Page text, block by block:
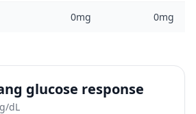
0mg 0mg
glucose response
dL